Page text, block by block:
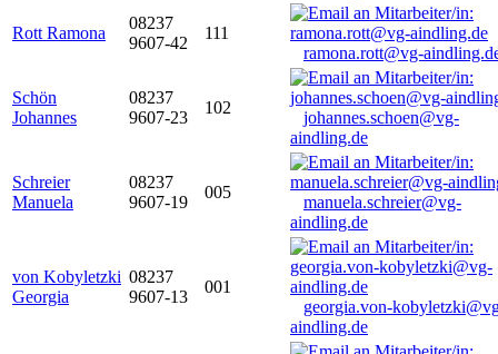
Rott Ramona
08237
9607-42
111
ramona.rott@vg-
Schön
Johannes
08237
9607-23
102
johannes.schoen@vg-
aindling.de
Schreier
Manuela
08237
9607-19
005
manuela.schreier@vg-
aindling.de
von Kobyletzki
Georgia
08237
9607-13
001
georgia.von-
aindling.de